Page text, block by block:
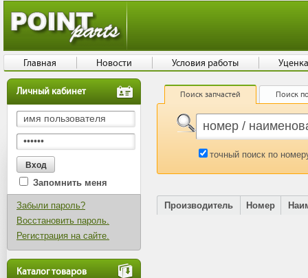
Личный кабинет
Запомнить меня
Забыли пароль?
Восстановить пароль.
Регистрация на сайте.
Каталог товаров
Поиск запчастей Поиск
точный поиск по
Производитель Номер
Главная Новости Условия работы